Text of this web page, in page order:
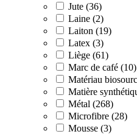
Jute (36)
Laine (2)
Laiton (19)
Latex (3)
Liège (61)
Marc de café (10)
Matériau
Matière
Métal (268)
Microfibre (28)
Mousse (3)